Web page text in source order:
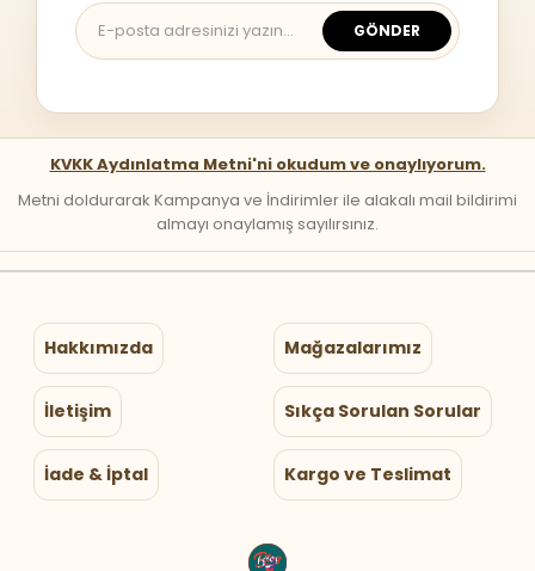
GÖNDER
KVKK Aydınlatma Metni'ni okudum ve onaylıyorum.
Metni doldurarak Kampanya ve İndirimler ile alakalı mail bildirimi
almayı onaylamış sayılırsınız.
Hakkımızda Mağazalarımız
İletişim Sıkça Sorulan Sorular
İade & İptal Kargo ve Teslimat